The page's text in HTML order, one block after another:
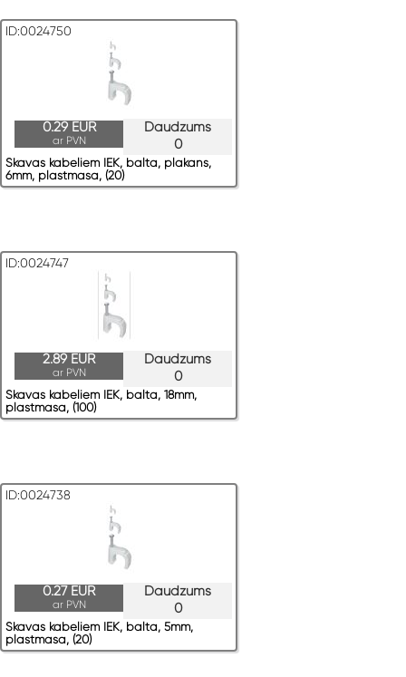
ID:0024750
Daudzums
0
0.29 EUR
ar PVN
Skavas kabeļiem IEK, balta, plakans,
6mm, plastmasa, (20)
ID:0024747
Daudzums
0
2.89 EUR
ar PVN
Skavas kabeļiem IEK, balta, 18mm,
plastmasa, (100)
ID:0024738
Daudzums
0
0.27 EUR
ar PVN
Skavas kabeļiem IEK, balta, 5mm,
plastmasa, (20)